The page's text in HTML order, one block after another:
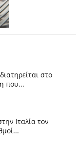
στο
που...
Ιταλία τον